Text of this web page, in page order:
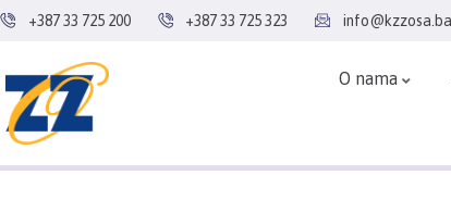
+387 33 725 200 +387 33 725 323 info@kzzosa.ba
O nama